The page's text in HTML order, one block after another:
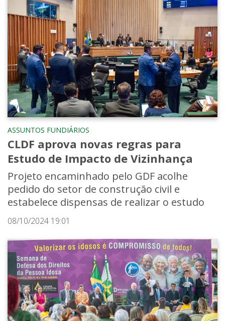
ASSUNTOS FUNDIÁRIOS
CLDF aprova novas regras para
Estudo de Impacto de Vizinhança
Projeto encaminhado pelo GDF acolhe
pedido do setor de construção civil e
estabelece dispensas de realizar o estudo
08/10/2024 19:01